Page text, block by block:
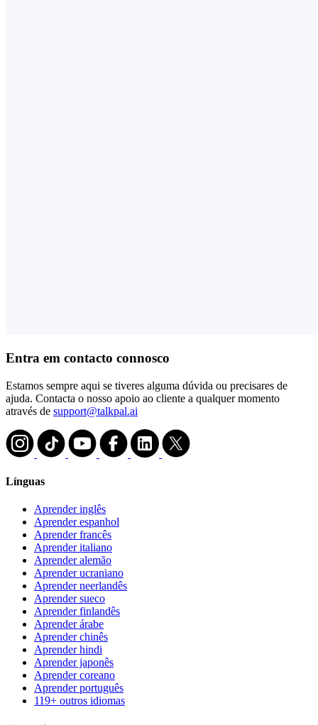
Entra em contacto connosco
Estamos sempre aqui se tiveres alguma dúvida ou precisares de
ajuda. Contacta o nosso apoio ao cliente a qualquer momento
através de support@talkpal.ai
Línguas
Aprender inglês
Aprender espanhol
Aprender francês
Aprender italiano
Aprender alemão
Aprender ucraniano
Aprender neerlandês
Aprender sueco
Aprender finlandês
Aprender árabe
Aprender chinês
Aprender hindi
Aprender japonês
Aprender coreano
Aprender português
119+ outros idiomas